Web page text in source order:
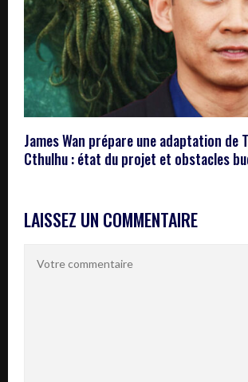
James Wan prépare une adaptation de
Cthulhu : état du projet et obstacles
LAISSEZ UN COMMENTAIRE